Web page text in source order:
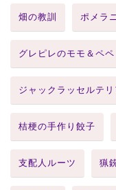
畑の教訓 ポメラ
グレピレのモモ＆ペペ
ジャックラッセルテ
桔梗の手作り餃子
支配人ルーツ 猟